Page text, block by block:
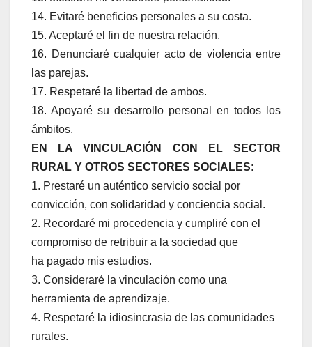
14. Evitaré beneficios personales a su costa.
15. Aceptaré el fin de nuestra relación.
16. Denunciaré cualquier acto de violencia entre
las parejas.
17. Respetaré la libertad de ambos.
18. Apoyaré su desarrollo personal en todos los
ámbitos.
EN LA VINCULACIÓN CON EL SECTOR
RURAL Y OTROS SECTORES SOCIALES:
1. Prestaré un auténtico servicio social por
convicción, con solidaridad y conciencia social.
2. Recordaré mi procedencia y cumpliré con el
compromiso de retribuir a la sociedad que
ha pagado mis estudios.
3. Consideraré la vinculación como una
herramienta de aprendizaje.
4. Respetaré la idiosincrasia de las comunidades
rurales.